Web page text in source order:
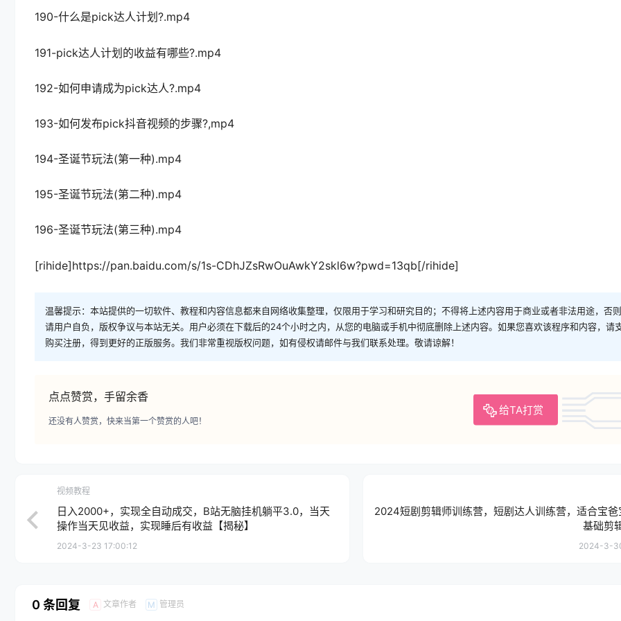
190-什么是pick达人计划?.mp4
191-pick达人计划的收益有哪些?.mp4
192-如何申请成为pick达人?.mp4
193-如何发布pick抖音视频的步骤?,mp4
194-圣诞节玩法(第一种).mp4
195-圣诞节玩法(第二种).mp4
196-圣诞节玩法(第三种).mp4
[rihide]https://pan.baidu.com/s/1s-CDhJZsRwOuAwkY2skl6w?pwd=13qb[/rihide]
温馨提示：本站提供的一切软件、教程和内容信息都来自网络收集整理，仅限用于学习和研究目的；不得将上述内容用于商业或者非法用途，否
请用户自负，版权争议与本站无关。用户必须在下载后的24个小时之内，从您的电脑或手机中彻底删除上述内容。如果您喜欢该程序和内容，请支
购买注册，得到更好的正版服务。我们非常重视版权问题，如有侵权请邮件与我们联系处理。敬请谅解！
点点赞赏，手留余香
给TA打赏
还没有人赞赏，快来当第一个赞赏的人吧！
视频教程
日入2000+，实现全自动成交，B站无脑挂机躺平3.0，当天
操作当天见收益，实现睡后有收益【揭秘】
2024-3-23 17:00:12
2024短剧剪辑师训练营，短剧达人训练营，适合宝
基础剪
2024-3-
0 条回复 A 文章作者 M 管理员